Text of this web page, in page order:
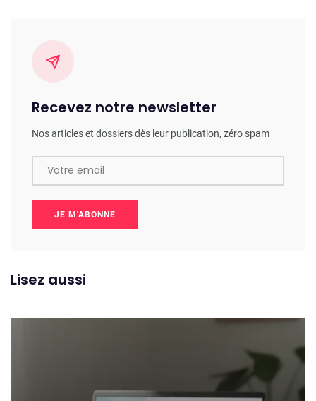
Recevez notre newsletter
Nos articles et dossiers dès leur publication, zéro spam
Votre email
JE M'ABONNE
Lisez aussi